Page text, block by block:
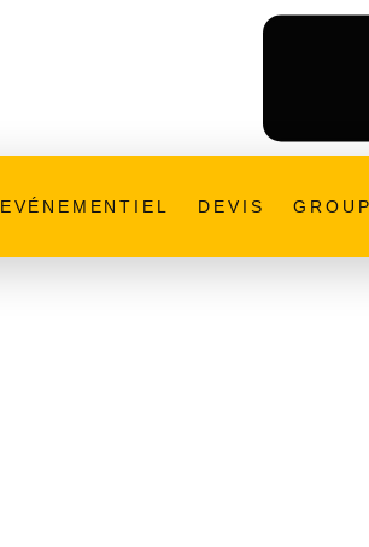
EVÉNEMENTIEL DEVIS